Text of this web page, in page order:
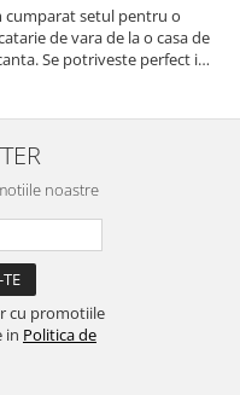
cumparat setul pentru o
de vara de la o casa de
Se potriveste perfect in
recomand cu drag !
noastre
cu promotiile
in Politica de